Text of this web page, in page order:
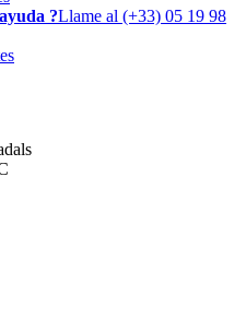
?Llame al (+33) 05 19 98